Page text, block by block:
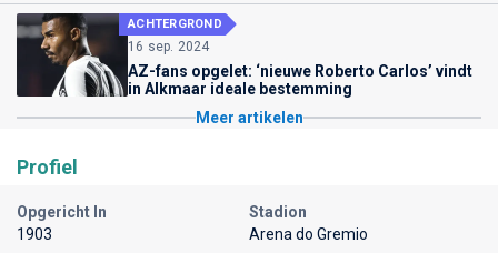
ACHTERGROND
16 sep. 2024
AZ-fans opgelet: ‘nieuwe Roberto Carlos’ vindt
in Alkmaar ideale bestemming
Meer artikelen
Profiel
Opgericht In
1903
Stadion
Arena do Gremio